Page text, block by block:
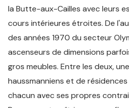
la Butte-aux-Cailles avec leurs
cours intérieures étroites. De
des années 1970 du secteur
ascenseurs de dimensions
gros meubles. Entre les deux,
haussmanniens et de
chacun avec ses propres